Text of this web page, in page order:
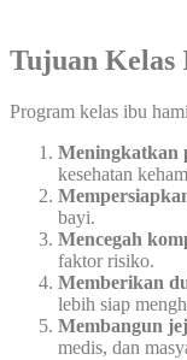
Tujuan Kelas
Program kelas ibu
Meningkatkan
kesehatan
bayi.
Mencegah
faktor risiko.
Memberikan
lebih siap
Membangun
medis, dan